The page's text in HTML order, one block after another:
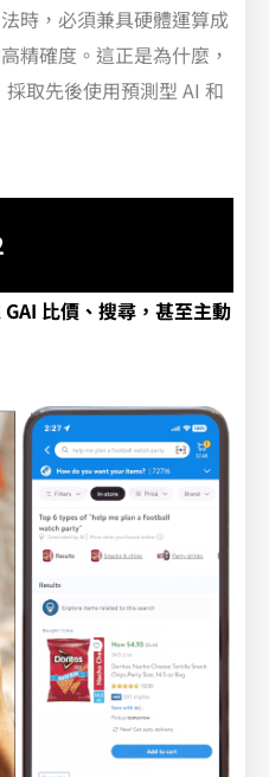
時，必須兼具硬體運算成
精確度。這正是為什麼，
取先後使用預測型 AI 和
比價、搜尋，甚至主動